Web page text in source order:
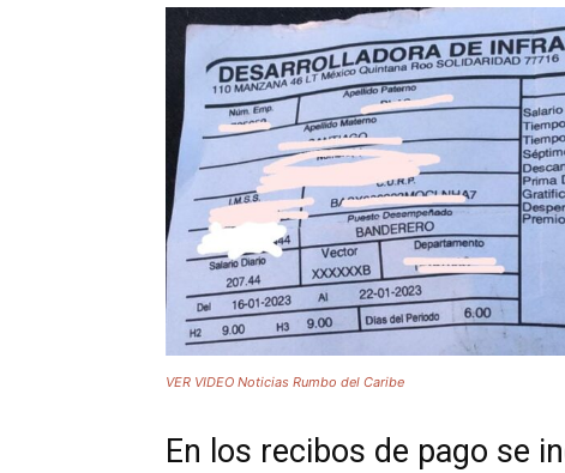
VER VIDEO Noticias Rumbo del Caribe
En los recibos de pago se